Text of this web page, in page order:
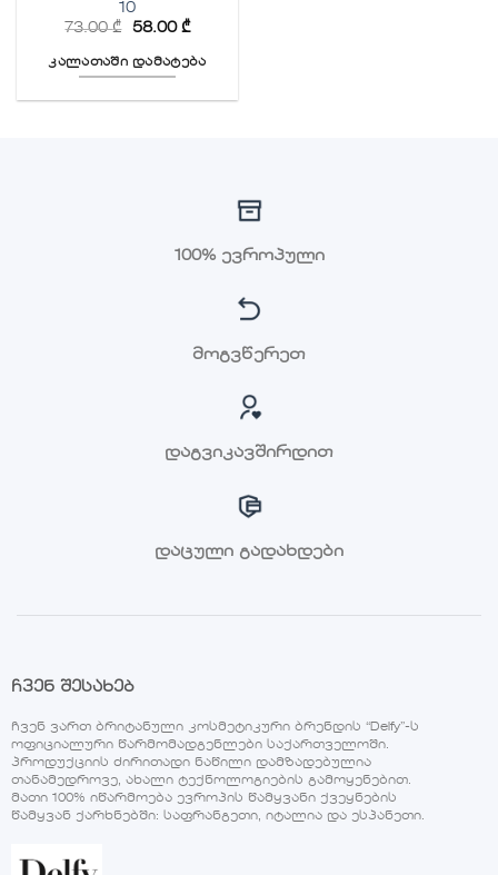
10
73.00₾ 58.00 ₾
კალათაში დამატება
100% ევროპული
მოგვწერეთ
დაგვიკავშირდით
დაცული გადახდები
ჩვენ შესახებ
ჩვენ ვართ ბრიტანული კოსმეტიკური ბრენდის “Delfy”-ს
ოფიციალური წარმომადგენლები საქართველოში.
პროდუქციის ძირითადი ნაწილი დამზადებულია
თანამედროვე, ახალი ტექნოლოგიების გამოყენებით.
მათი 100% იწარმოება ევროპის წამყვანი ქვეყნების
წამყვან ქარხნებში: საფრანგეთი, იტალია და ესპანეთი.